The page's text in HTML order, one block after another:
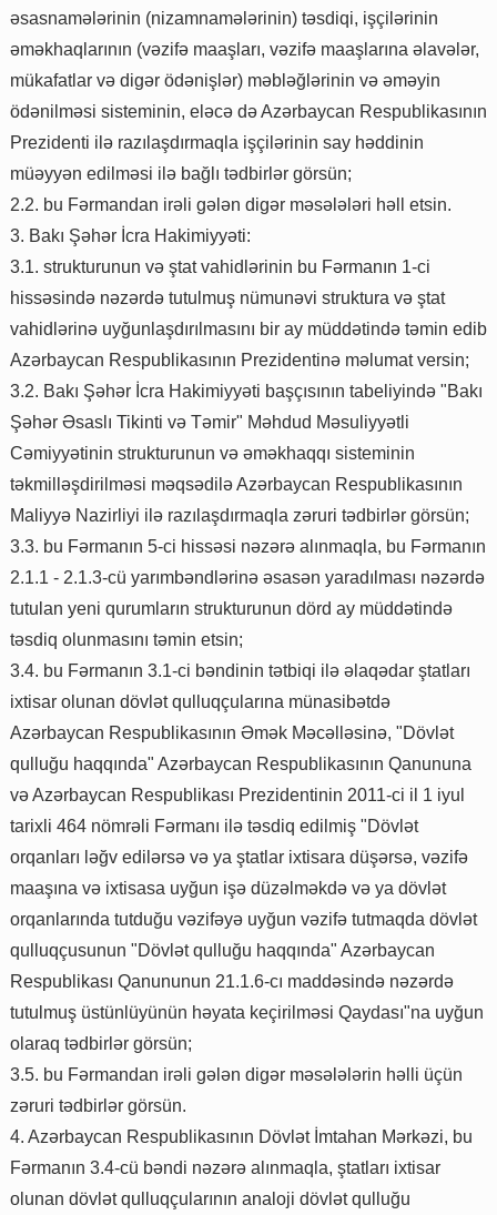
əsasnamələrinin (nizamnamələrinin) təsdiqi, işçilərinin
əməkhaqlarının (vəzifə maaşları, vəzifə maaşlarına əlavələr,
mükafatlar və digər ödənişlər) məbləğlərinin və əməyin
ödənilməsi sisteminin, eləcə də Azərbaycan Respublikasının
Prezidenti ilə razılaşdırmaqla işçilərinin say həddinin
müəyyən edilməsi ilə bağlı tədbirlər görsün;
2.2. bu Fərmandan irəli gələn digər məsələləri həll etsin.
3. Bakı Şəhər İcra Hakimiyyəti:
3.1. strukturunun və ştat vahidlərinin bu Fərmanın 1-ci
hissəsində nəzərdə tutulmuş nümunəvi struktura və ştat
vahidlərinə uyğunlaşdırılmasını bir ay müddətində təmin edib
Azərbaycan Respublikasının Prezidentinə məlumat versin;
3.2. Bakı Şəhər İcra Hakimiyyəti başçısının tabeliyində "Bakı
Şəhər Əsaslı Tikinti və Təmir" Məhdud Məsuliyyətli
Cəmiyyətinin strukturunun və əməkhaqqı sisteminin
təkmilləşdirilməsi məqsədilə Azərbaycan Respublikasının
Maliyyə Nazirliyi ilə razılaşdırmaqla zəruri tədbirlər görsün;
3.3. bu Fərmanın 5-ci hissəsi nəzərə alınmaqla, bu Fərmanın
2.1.1 - 2.1.3-cü yarımbəndlərinə əsasən yaradılması nəzərdə
tutulan yeni qurumların strukturunun dörd ay müddətində
təsdiq olunmasını təmin etsin;
3.4. bu Fərmanın 3.1-ci bəndinin tətbiqi ilə əlaqədar ştatları
ixtisar olunan dövlət qulluqçularına münasibətdə
Azərbaycan Respublikasının Əmək Məcəlləsinə, "Dövlət
qulluğu haqqında" Azərbaycan Respublikasının Qanununa
və Azərbaycan Respublikası Prezidentinin 2011-ci il 1 iyul
tarixli 464 nömrəli Fərmanı ilə təsdiq edilmiş "Dövlət
orqanları ləğv edilərsə və ya ştatlar ixtisara düşərsə, vəzifə
maaşına və ixtisasa uyğun işə düzəlməkdə və ya dövlət
orqanlarında tutduğu vəzifəyə uyğun vəzifə tutmaqda dövlət
qulluqçusunun "Dövlət qulluğu haqqında" Azərbaycan
Respublikası Qanununun 21.1.6-cı maddəsində nəzərdə
tutulmuş üstünlüyünün həyata keçirilməsi Qaydası"na uyğun
olaraq tədbirlər görsün;
3.5. bu Fərmandan irəli gələn digər məsələlərin həlli üçün
zəruri tədbirlər görsün.
4. Azərbaycan Respublikasının Dövlət İmtahan Mərkəzi, bu
Fərmanın 3.4-cü bəndi nəzərə alınmaqla, ştatları ixtisar
olunan dövlət qulluqçularının analoji dövlət qulluğu